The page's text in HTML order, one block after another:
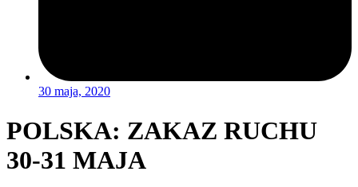
30 maja, 2020
POLSKA: ZAKAZ RUCHU
30-31 MAJA